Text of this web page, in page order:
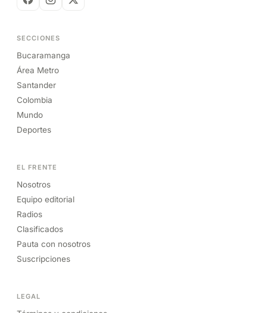
SECCIONES
Bucaramanga
Área Metro
Santander
Colombia
Mundo
Deportes
EL FRENTE
Nosotros
Equipo editorial
Radios
Clasificados
Pauta con nosotros
Suscripciones
LEGAL